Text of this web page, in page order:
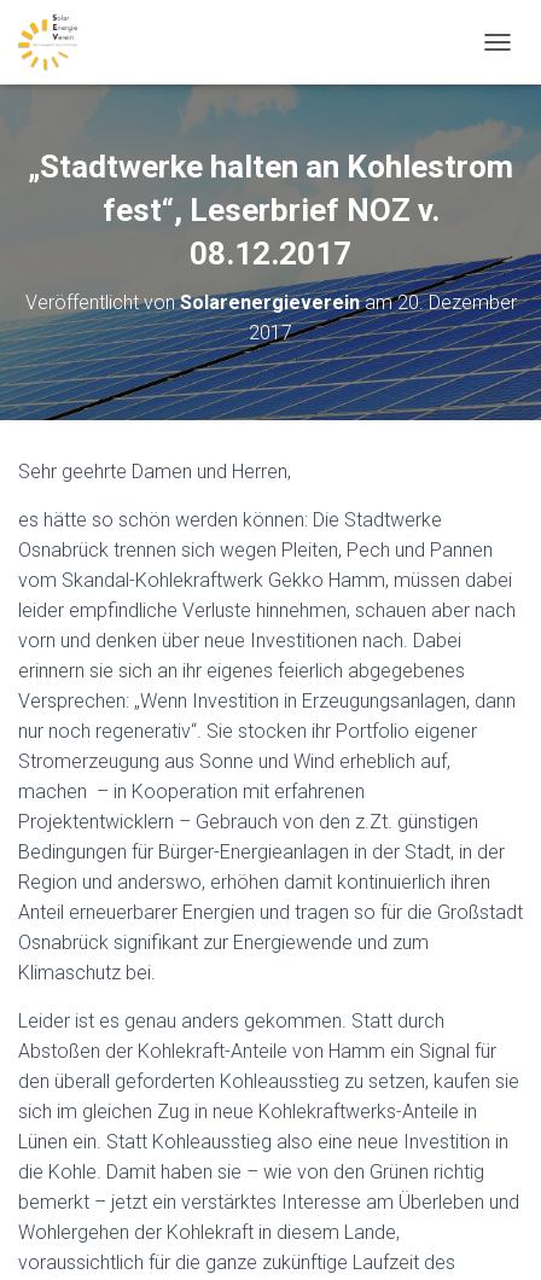
A
G
A
N
U
M
S
C
H
A
„Stadtwerke halten an Kohlestrom
fest“, Leserbrief NOZ v.
08.12.2017
Veröffentlicht vonSolarenergievereinam20. Dezember
2017
Sehr geehrte Damen und Herren,
es hätte so schön werden können: Die Stadtwerke
Osnabrück trennen sich wegen Pleiten, Pech und Pannen
vom Skandal-Kohlekraftwerk Gekko Hamm, müssen dabei
leider empfindliche Verluste hinnehmen, schauen aber nach
vorn und denken über neue Investitionen nach. Dabei
erinnern sie sich an ihr eigenes feierlich abgegebenes
Versprechen: „Wenn Investition in Erzeugungsanlagen, dann
nur noch regenerativ“. Sie stocken ihr Portfolio eigener
Stromerzeugung aus Sonne und Wind erheblich auf,
machen – in Kooperation mit erfahrenen
Projektentwicklern – Gebrauch von den z.Zt. günstigen
Bedingungen für Bürger-Energieanlagen in der Stadt, in der
Region und anderswo, erhöhen damit kontinuierlich ihren
Anteil erneuerbarer Energien und tragen so für die Großstadt
Osnabrück signifikant zur Energiewende und zum
Klimaschutz bei.
Leider ist es genau anders gekommen. Statt durch
Abstoßen der Kohlekraft-Anteile von Hamm ein Signal für
den überall geforderten Kohleausstieg zu setzen, kaufen sie
sich im gleichen Zug in neue Kohlekraftwerks-Anteile in
Lünen ein. Statt Kohleausstieg also eine neue Investition in
die Kohle. Damit haben sie – wie von den Grünen richtig
bemerkt – jetzt ein verstärktes Interesse am Überleben und
Wohlergehen der Kohlekraft in diesem Lande,
voraussichtlich für die ganze zukünftige Laufzeit des